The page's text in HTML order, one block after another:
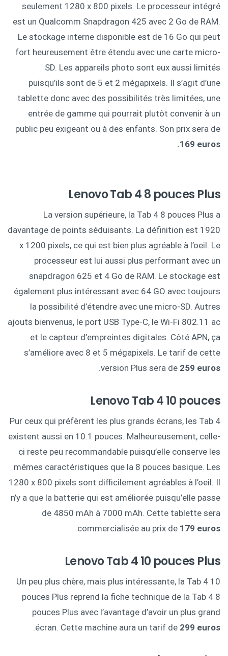
seulement 1280 x 800 pixels. Le processeur intégré
est un Qualcomm Snapdragon 425 avec 2 Go de RAM.
Le stockage interne disponible est de 16 Go qui peut
fort heureusement être étendu avec une carte micro-
SD. Les appareils photo sont eux aussi limités
puisqu’ils sont de 5 et 2 mégapixels. Il s’agit d’une
tablette donc avec des possibilités très limitées, une
entrée de gamme qui pourrait plutôt convenir à un
public peu exigeant ou à des enfants. Son prix sera de
169 euros.
Lenovo Tab 4 8 pouces Plus
La version supérieure, la Tab 4 8 pouces Plus a
davantage de points séduisants. La définition est 1920
x 1200 pixels, ce qui est bien plus agréable à l’oeil. Le
processeur est lui aussi plus performant avec un
snapdragon 625 et 4 Go de RAM. Le stockage est
également plus intéressant avec 64 GO avec toujours
la possibilité d’étendre avec une micro-SD. Autres
ajouts bienvenus, le port USB Type-C, le Wi-Fi 802.11 ac
et le capteur d’empreintes digitales. Côté APN, ça
s’améliore avec 8 et 5 mégapixels. Le tarif de cette
version Plus sera de 259 euros
.
Lenovo Tab 4 10 pouces
Pur ceux qui préfèrent les plus grands écrans, les Tab 4
existent aussi en 10.1 pouces. Malheureusement, celle-
ci reste peu recommandable puisqu’elle conserve les
mêmes caractéristiques que la 8 pouces basique. Les
1280 x 800 pixels sont difficilement agréables à l’oeil. Il
n’y a que la batterie qui est améliorée puisqu’elle passe
de 4850 mAh à 7000 mAh. Cette tablette sera
commercialisée au prix de 179 euros
.
Lenovo Tab 4 10 pouces Plus
Un peu plus chère, mais plus intéressante, la Tab 4 10
pouces Plus reprend la fiche technique de la Tab 4 8
pouces Plus avec l’avantage d’avoir un plus grand
écran. Cette machine aura un tarif de 299 euros
.